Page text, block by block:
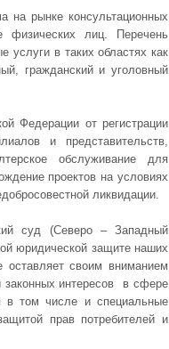
на рынке консультационных
физических лиц. Перечень
услуги в таких областях как
гражданский и уголовный
Федерации от регистрации
и представительств,
обслуживание для
проектов на условиях
ликвидации.
суд (Северо – Западный
юридической защите наших
своим вниманием
законных интересов в сфере
в том числе и специальные
прав потребителей и